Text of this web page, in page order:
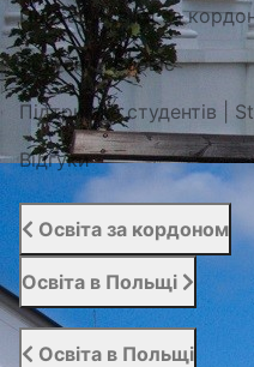
Портал освіти за
Вступний сервіс
Підтримка студентів |
Відгуки
Освіта за кордоном
Освіта в Польщі
Освіта в Польщі